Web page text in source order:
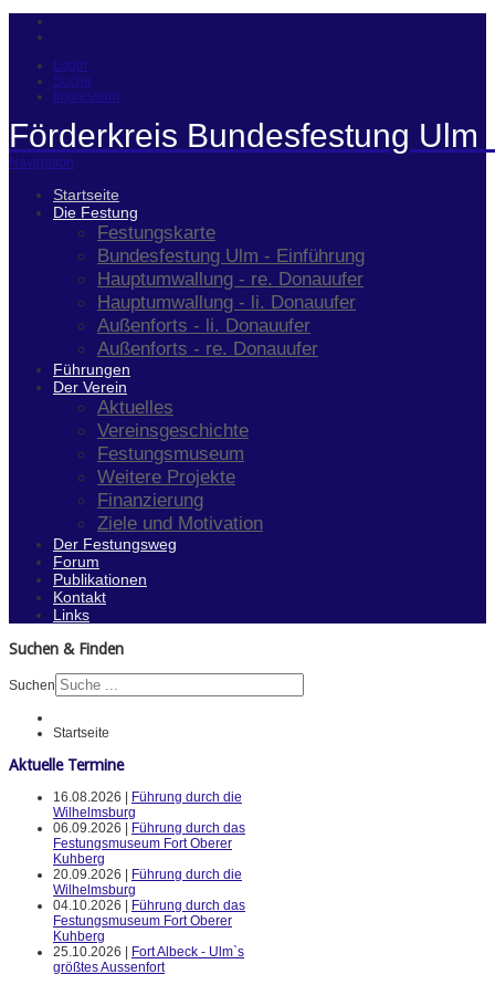
Login
Suche
Impressum
Förderkreis Bundesfestung Ulm
Navigation
Startseite
Die Festung
Festungskarte
Bundesfestung Ulm - Einführung
Hauptumwallung - re. Donauufer
Hauptumwallung - li. Donauufer
Außenforts - li. Donauufer
Außenforts - re. Donauufer
Führungen
Der Verein
Aktuelles
Vereinsgeschichte
Festungsmuseum
Weitere Projekte
Finanzierung
Ziele und Motivation
Der Festungsweg
Forum
Publikationen
Kontakt
Links
Suchen & Finden
Suchen
Startseite
Aktuelle Termine
16.08.2026 |
Führung durch die
Wilhelmsburg
06.09.2026 |
Führung durch das
Festungsmuseum Fort Oberer
Kuhberg
20.09.2026 |
Führung durch die
Wilhelmsburg
04.10.2026 |
Führung durch das
Festungsmuseum Fort Oberer
Kuhberg
25.10.2026 |
Fort Albeck - Ulm`s
größtes Aussenfort